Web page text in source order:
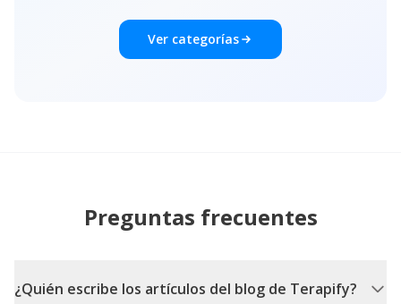
Ver categorías
Preguntas frecuentes
¿Quién escribe los artículos del blog de Terapify?